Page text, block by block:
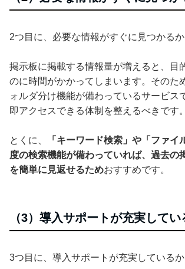
2つ目に、必要な情報がすぐに見つかるか
掲示板に掲載する情報量が増えると、目
のに時間がかかってしまいます。そのた
ォルダ分け機能が備わっているサービス
即アクセスできる体制を整えるべきです。
とくに、
「キーワード検索」や「ファイ
度の検索機能が備わっていれば、過去の
を簡単に見返せるためおすすめです。
（3）導入サポートが充実してい
3つ目に、導入サポートが充実しているか